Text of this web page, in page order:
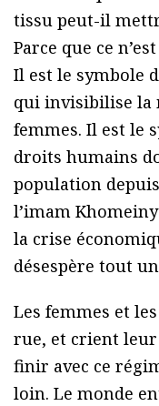
tissu peut-il
Parce que ce
Il est le symbole
qui invisibilise la
femmes. Il est le
droits humains
population
l’imam
la crise
désespère tout
Les femmes et
rue, et crient leur
finir avec ce
loin. Le monde